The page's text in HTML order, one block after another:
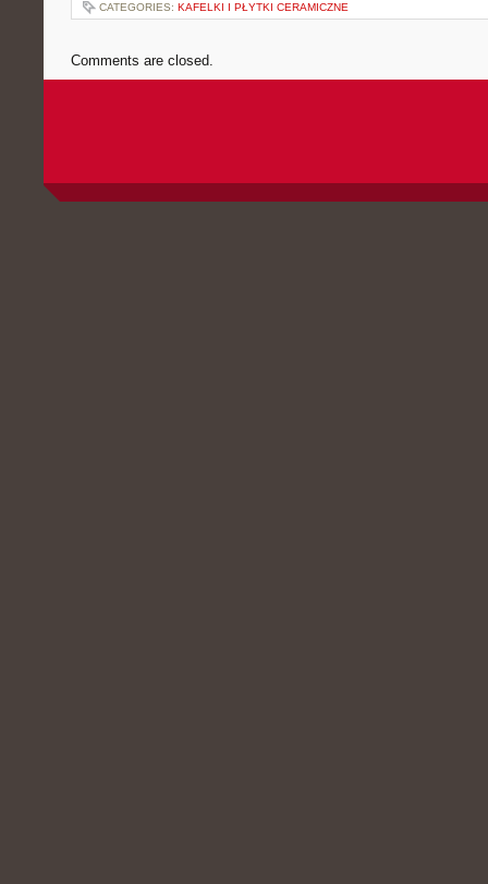
CATEGORIES: KAFELKI I PŁYTKI CERAMICZNE
Comments are closed.